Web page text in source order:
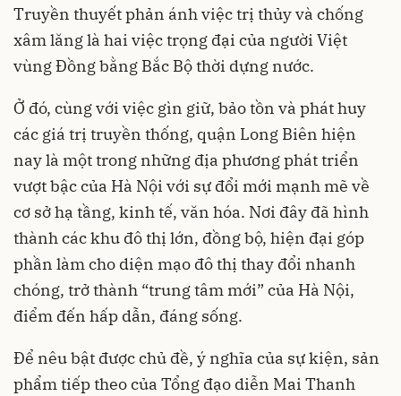
Truyền thuyết phản ánh việc trị thủy và chống
xâm lăng là hai việc trọng đại của người Việt
vùng Đồng bằng Bắc Bộ thời dựng nước.
Ở đó, cùng với việc gìn giữ, bảo tồn và phát huy
các giá trị truyền thống, quận Long Biên hiện
nay là một trong những địa phương phát triển
vượt bậc của Hà Nội với sự đổi mới mạnh mẽ về
cơ sở hạ tầng, kinh tế, văn hóa. Nơi đây đã hình
thành các khu đô thị lớn, đồng bộ, hiện đại góp
phần làm cho diện mạo đô thị thay đổi nhanh
chóng, trở thành “trung tâm mới” của Hà Nội,
điểm đến hấp dẫn, đáng sống.
Để nêu bật được chủ đề, ý nghĩa của sự kiện, sản
phẩm tiếp theo của Tổng đạo diễn Mai Thanh